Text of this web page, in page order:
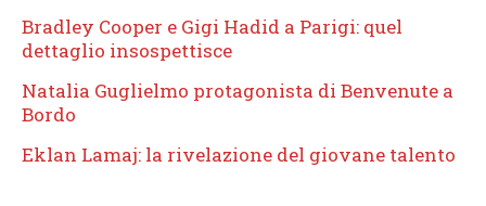
Bradley Cooper e Gigi Hadid a Parigi: quel
dettaglio insospettisce
Natalia Guglielmo protagonista di Benvenute a
Bordo
Eklan Lamaj: la rivelazione del giovane talento